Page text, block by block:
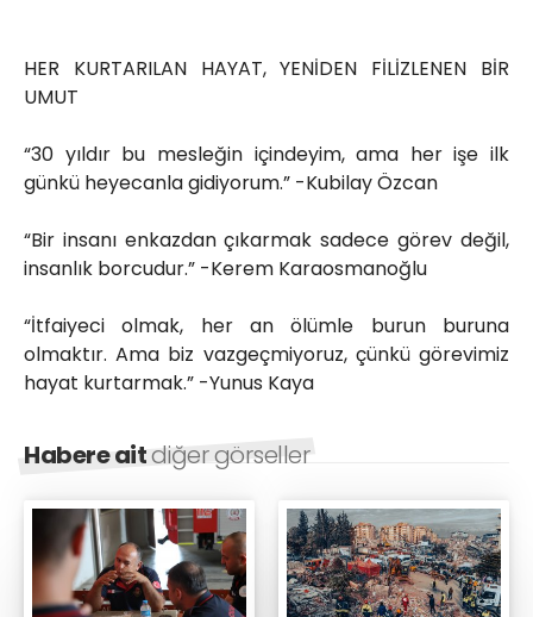
HER KURTARILAN HAYAT, YENİDEN FİLİZLENEN BİR
UMUT
“30 yıldır bu mesleğin içindeyim, ama her işe ilk
günkü heyecanla gidiyorum.” -Kubilay Özcan
“Bir insanı enkazdan çıkarmak sadece görev değil,
insanlık borcudur.” -Kerem Karaosmanoğlu
“İtfaiyeci olmak, her an ölümle burun buruna
olmaktır. Ama biz vazgeçmiyoruz, çünkü görevimiz
hayat kurtarmak.” -Yunus Kaya
Habere aitdiğer görseller